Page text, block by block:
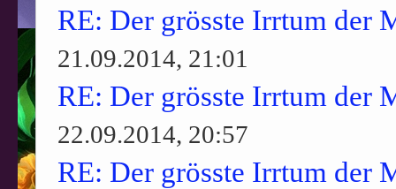
RE: Der grösste Irrtum der
21.09.2014, 21:01
RE: Der grösste Irrtum der
22.09.2014, 20:57
RE: Der grösste Irrtum der